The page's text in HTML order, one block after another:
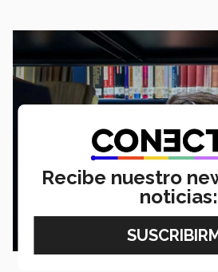
Recibe nuestro
noticias: